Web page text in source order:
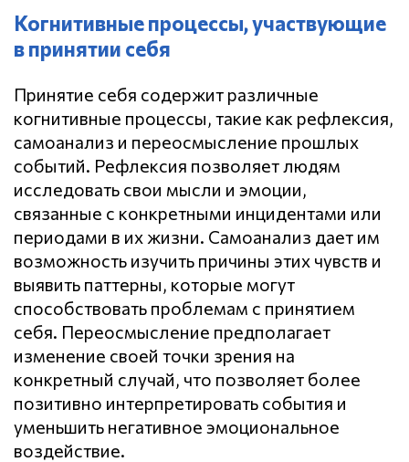
Когнитивные процессы, участвующие
в принятии себя
Принятие себя содержит различные
когнитивные процессы, такие как рефлексия,
самоанализ и переосмысление прошлых
событий. Рефлексия позволяет людям
исследовать свои мысли и эмоции,
связанные с конкретными инцидентами или
периодами в их жизни. Самоанализ дает им
возможность изучить причины этих чувств и
выявить паттерны, которые могут
способствовать проблемам с принятием
себя. Переосмысление предполагает
изменение своей точки зрения на
конкретный случай, что позволяет более
позитивно интерпретировать события и
уменьшить негативное эмоциональное
воздействие.